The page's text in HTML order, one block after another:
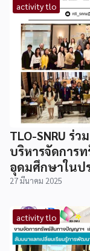
activity tlo
TLO-SNRU ร่
บริหารจัดการ
อุดมศึกษาในป
27 มีนาคม 2025
activity tlo